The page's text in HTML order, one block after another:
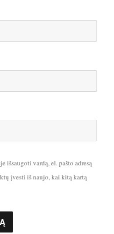
išsaugoti vardą, el. pašto adresą
įvesti iš naujo, kai kitą kartą